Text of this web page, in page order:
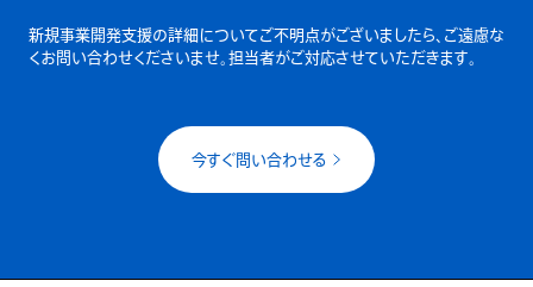
新規事業開発支援の詳細についてご不明点がございましたら、 ご遠慮な
くお問い合わせくださいませ。担当者がご対応させていただきます。
今すぐ問い合わせる